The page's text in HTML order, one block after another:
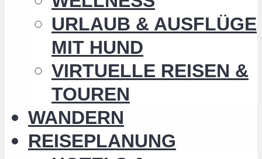
URLAUB & AUSFLÜGE
MIT HUND
VIRTUELLE REISEN &
TOUREN
WANDERN
REISEPLANUNG